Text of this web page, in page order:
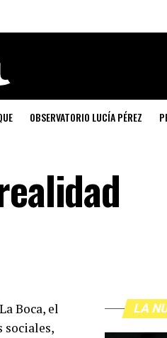
OBSERVATORIO LUCÍA PÉREZ
Boca, el
sociales,
LA